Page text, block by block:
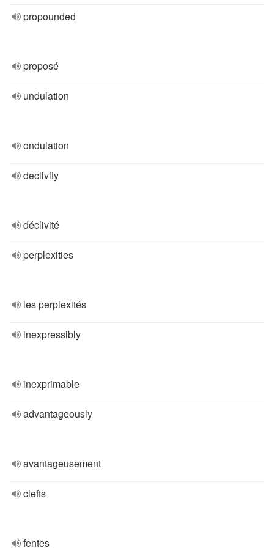
propounded
proposé
undulation
ondulation
declivity
déclivité
perplexities
les perplexités
inexpressibly
inexprimable
advantageously
avantageusement
clefts
fentes